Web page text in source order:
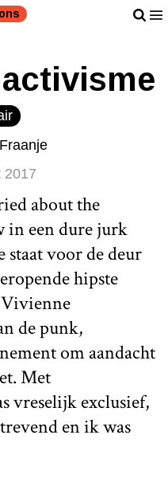
2017
about the
in een dure jurk
staat voor de deur
hipste
de punk,
om aandacht
Met
vreselijk exclusief,
en ik was